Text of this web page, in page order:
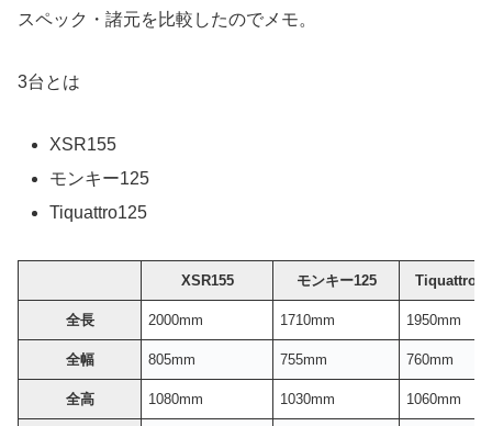
スペック・諸元を比較したのでメモ。
3台とは
XSR155
モンキー125
Tiquattro125
XSR155 モンキー125
全長 2000mm 1710mm 1950mm
全幅 805mm 755mm 760mm
全高 1080mm 1030mm 1060mm